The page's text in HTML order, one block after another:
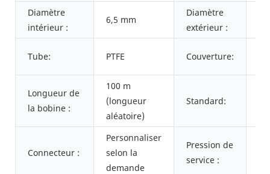
Diamètre
intérieur :
6,5 mm
Diamètre
extérieur :
Tube: PTFE Couverture:
Longueur de
la bobine :
100 m
(longueur
aléatoire)
Standard:
Connecteur :
Personnaliser
selon la
demande
Pression de
service :